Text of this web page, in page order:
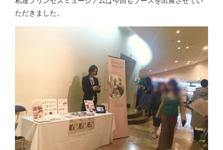
ただきました。